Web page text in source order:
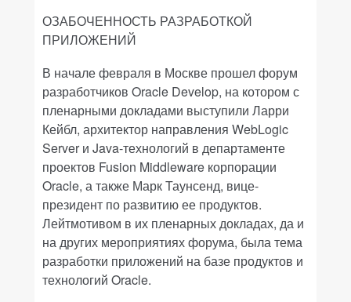
ОЗАБОЧЕННОСТЬ РАЗРАБОТКОЙ
ПРИЛОЖЕНИЙ
В начале февраля в Москве прошел форум
разработчиков Oracle Develop, на котором с
пленарными докладами выступили Ларри
Кейбл, архитектор направления WebLogic
Server и Java-технологий в департаменте
проектов Fusion Middleware корпорации
Oracle, а также Марк Таунсенд, вице-
президент по развитию ее продуктов.
Лейтмотивом в их пленарных докладах, да и
на других мероприятиях форума, была тема
разработки приложений на базе продуктов и
технологий Oracle.